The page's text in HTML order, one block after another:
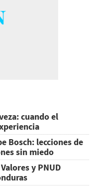
cuando el
Bosch: lecciones de
sin miedo
y PNUD